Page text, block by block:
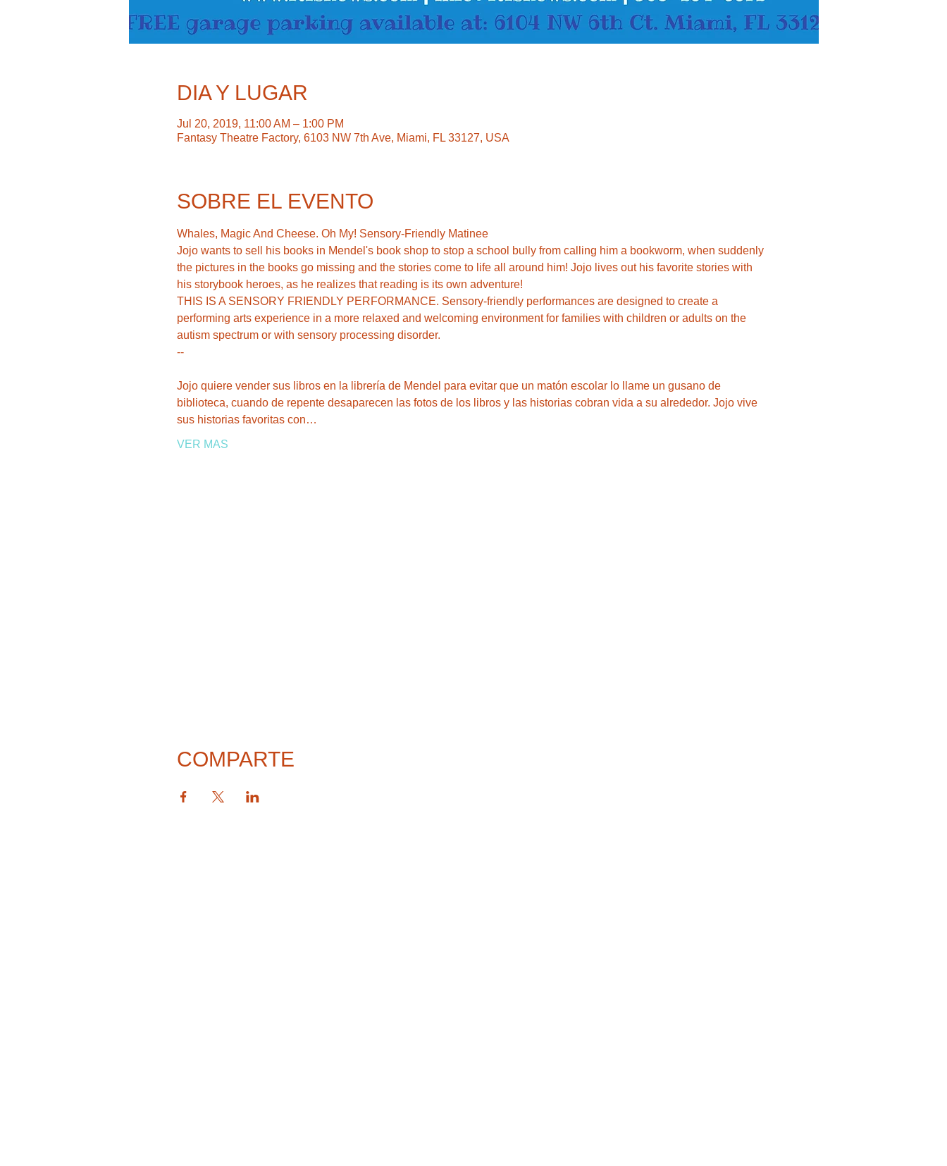
DIA Y LUGAR
Jul 20, 2019, 11:00 AM – 1:00 PM
Fantasy Theatre Factory, 6103 NW 7th Ave, Miami, FL 33127, USA
SOBRE EL EVENTO
Whales, Magic And Cheese. Oh My! Sensory-Friendly Matinee
Jojo wants to sell his books in Mendel's book shop to stop a school bully from calling him a bookworm, when suddenly
the pictures in the books go missing and the stories come to life all around him! Jojo lives out his favorite stories with
THIS IS A SENSORY FRIENDLY PERFORMANCE. Sensory-friendly performances are designed to create a
performing arts experience in a more relaxed and welcoming environment for families with children or adults on the
autism spectrum or with sensory processing disorder.
--
Jojo quiere vender sus libros en la librería de Mendel para evitar que un matón escolar lo llame un gusano de
biblioteca, cuando de repente desaparecen las fotos de los libros y las historias cobran vida a su alrededor. Jojo vive
sus historias favoritas con…
VER MAS
COMPARTE